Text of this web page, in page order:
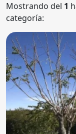
Mostrando del 1
categoría: